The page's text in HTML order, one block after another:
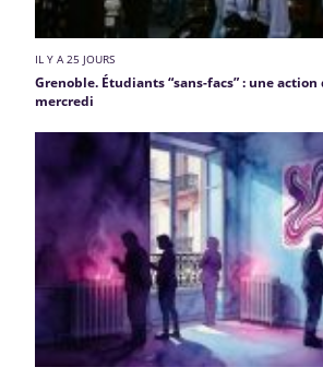
IL Y A 25 JOURS
Grenoble. Étudiants “sans-facs” : une action
mercredi